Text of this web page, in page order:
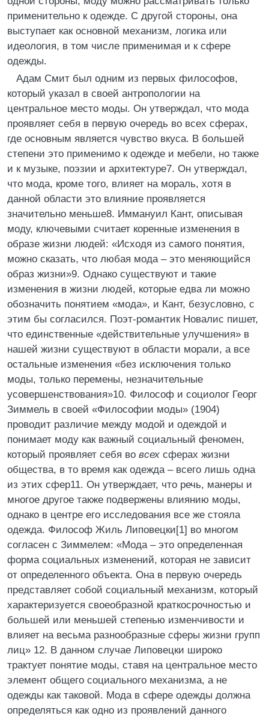
применительно к одежде. С другой стороны, она
выступает как основной механизм, логика или
идеология, в том числе применимая и к сфере
одежды.
Адам Смит был одним из первых философов,
который указал в своей антропологии на
центральное место моды. Он утверждал, что мода
проявляет себя в первую очередь во всех сферах,
где основным является чувство вкуса. В большей
степени это применимо к одежде и мебели, но также
и к музыке, поэзии и архитектуре7. Он утверждал,
что мода, кроме того, влияет на мораль, хотя в
данной области это влияние проявляется
значительно меньше8. Иммануил Кант, описывая
моду, ключевыми считает коренные изменения в
образе жизни людей: «Исходя из самого понятия,
можно сказать, что любая мода – это меняющийся
образ жизни»9. Однако существуют и такие
изменения в жизни людей, которые едва ли можно
обозначить понятием «мода», и Кант, безусловно, с
этим бы согласился. Поэт-романтик Новалис пишет,
что единственные «действительные улучшения» в
нашей жизни существуют в области морали, а все
остальные изменения «без исключения только
моды, только перемены, незначительные
усовершенствования»10. Философ и социолог Георг
Зиммель в своей «Философии моды» (1904)
проводит различие между модой и одеждой и
понимает моду как важный социальный феномен,
который проявляет себя во всех сферах жизни
общества, в то время как одежда – всего лишь одна
из этих сфер11. Он утверждает, что речь, манеры и
многое другое также подвержены влиянию моды,
однако в центре его исследования все же стояла
одежда. Философ Жиль Липовецки[1] во многом
согласен с Зиммелем: «Мода – это определенная
форма социальных изменений, которая не зависит
от определенного объекта. Она в первую очередь
представляет собой социальный механизм, который
характеризуется своеобразной краткосрочностью и
большей или меньшей степенью изменчивости и
влияет на весьма разнообразные сферы жизни групп
лиц» 12. В данном случае Липовецки широко
трактует понятие моды, ставя на центральное место
элемент общего социального механизма, а не
одежды как таковой. Мода в сфере одежды должна
определяться как одно из проявлений данного